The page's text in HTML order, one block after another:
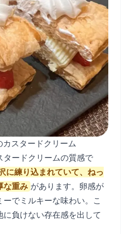
スタードクリーム
タードクリームの質感で
に練り込まれていて、ねっ
な重み があります。卵感が
でミルキーな味わい。こ
負けない存在感を出して